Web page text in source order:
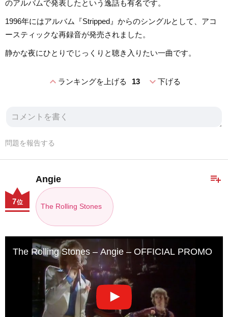
のアルバムで発表したという逸話も有名です。
1996年にはアルバム『Stripped』からのシングルとして、アコ
ースティックな再録音が発売されました。
静かな夜にひとりでじっくりと聴き入りたい一曲です。
expand_lessランキングを上げる 13 expand_more下げる
問題を報告する
playlist_add
Angie
The Rolling Stones
7位
The Rolling Stones – Angie – OFFICIAL PROMO